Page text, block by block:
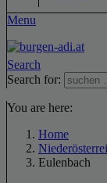
Menu
Search
Search for:
You are here:
Home
Eulenbach